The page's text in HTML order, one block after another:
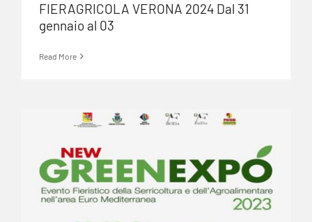
FIERAGRICOLA VERONA 2024 Dal 31
gennaio al 03
Read More